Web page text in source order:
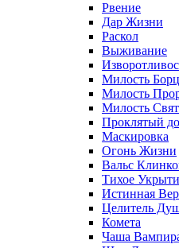
Рвение
Дар Жизни
Раскол
Выживание
Милость
Милость
Милость
Проклятый
Маскировка
Огонь Жизни
Вальс
Тихое
Истинная
Целитель
Комета
Чаша